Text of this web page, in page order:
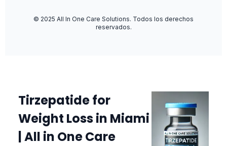
© 2025 All In One Care Solutions. Todos los derechos
reservados.
Tirzepatide for
Weight Loss in Miami
| All in One Care